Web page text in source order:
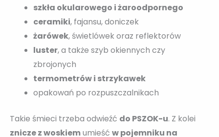
szkła okularowego i żaroodpornego
ceramiki, fajansu, doniczek
żarówek, świetlówek oraz reflektorów
luster, a także szyb okiennych czy
zbrojonych
termometrów i strzykawek
opakowań po rozpuszczalnikach
Takie śmieci trzeba odwieźć do PSZOK-u. Z kolei
znicze z woskiemumieść w pojemniku na